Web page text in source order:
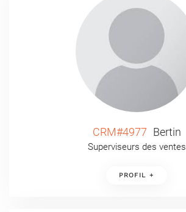
CRM#4977 Bertin
Superviseurs des ventes
PROFIL +